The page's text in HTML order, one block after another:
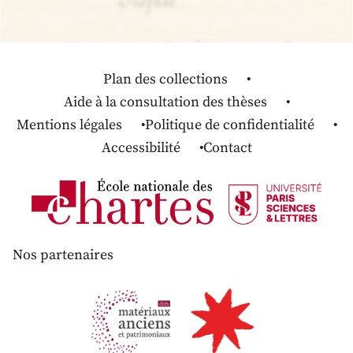
Plan des collections
Aide à la consultation des thèses
Mentions légales
Politique de confidentialité
Accessibilité
Contact
Nos partenaires